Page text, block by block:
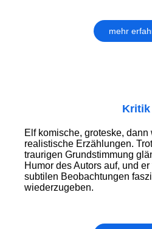
mehr
Kritik
Elf komische, groteske, dann
realistische Erzählungen.
traurigen Grundstimmung
Humor des Autors auf, und
subtilen Beobachtungen
wiederzugeben.